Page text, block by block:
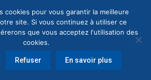
cookies pour vous garantir la meilleure
site. Si vous continuez à utiliser ce
que vous acceptez l'utilisation des
cookies.
Refuser En savoir plus